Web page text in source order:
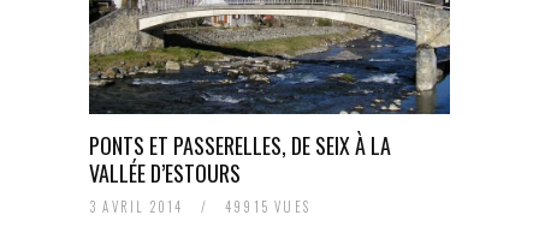
PONTS ET PASSERELLES, DE SEIX À LA
VALLÉE D’ESTOURS
3 AVRIL 2014 / 49915 VUES